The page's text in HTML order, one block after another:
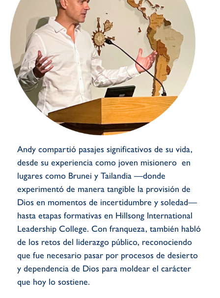
Andy compartió pasajes significativos de su vida,
desde su experiencia como joven misionero en
lugares como Brunei y Tailandia —donde
experimentó de manera tangible la provisión de
Dios en momentos de incertidumbre y soledad—
hasta etapas formativas en Hillsong International
Leadership College. Con franqueza, también habló
de los retos del liderazgo público, reconociendo
que fue necesario pasar por procesos de desierto
y dependencia de Dios para moldear el carácter
que hoy lo sostiene.